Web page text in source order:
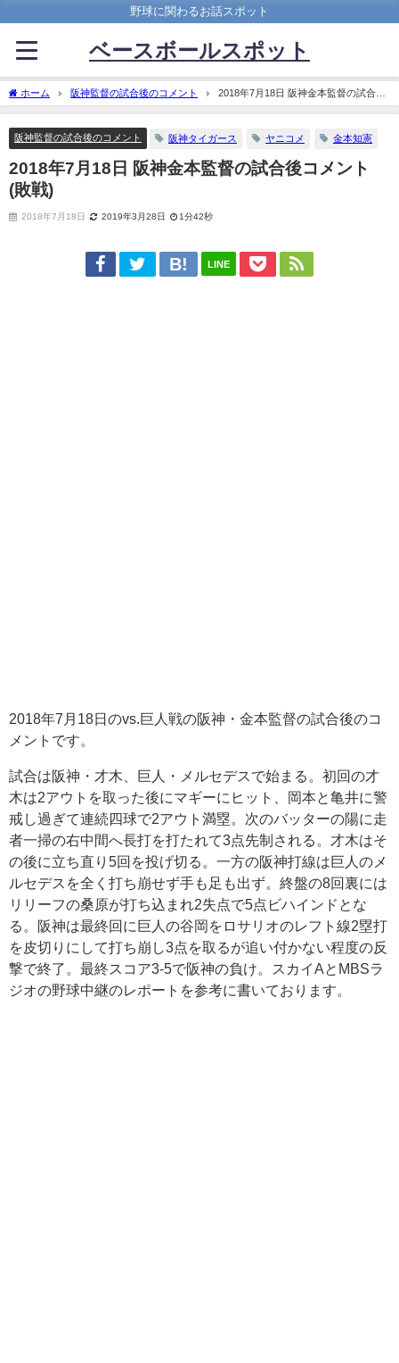
野球に関わるお話スポット
ベースボールスポット
ホーム 阪神監督の試合後のコメント
2018年7月18日 阪神金本監督の試合後
コメント(敗戦)
阪神監督の試合後のコメント 阪神タイガース ヤニコメ 金本知憲
2018年7月18日 阪神金本監督の試合後コメント
(敗戦)
2018年7月18日 2019年3月28日 1分42秒
LINE
2018年7月18日のvs.巨人戦の阪神・金本監督の試合後のコ
メントです。
試合は阪神・才木、巨人・メルセデスで始まる。初回の才
木は2アウトを取った後にマギーにヒット、岡本と亀井に警
戒し過ぎて連続四球で2アウト満塁。次のバッターの陽に走
者一掃の右中間へ長打を打たれて3点先制される。才木はそ
の後に立ち直り5回を投げ切る。一方の阪神打線は巨人のメ
ルセデスを全く打ち崩せず手も足も出ず。終盤の8回裏には
リリーフの桑原が打ち込まれ2失点で5点ビハインドとな
る。阪神は最終回に巨人の谷岡をロサリオのレフト線2塁打
を皮切りにして打ち崩し3点を取るが追い付かない程度の反
撃で終了。最終スコア3-5で阪神の負け。スカイAとMBSラ
ジオの野球中継のレポートを参考に書いております。